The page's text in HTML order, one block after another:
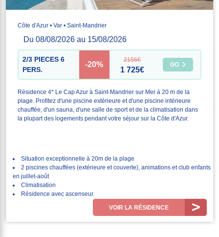
Côte d'Azur • Var • Saint-Mandrier
Du 08/08/2026 au 15/08/2026
2/3 PIECES 6
PERS.
-20%
2156€
1 725€
GO
Résidence 4* Le Cap Azur à Saint-Mandrier sur Mer à 20 m de la
plage. Profitez d'une piscine extérieure et d'une piscine intérieure
chauffée, d'un sauna, d'une salle de sport et de la climatisation dans
la plupart des logements pendant votre séjour sur la Côte d'Azur.
Situation exceptionnelle à 20m de la plage
2 piscines chauffées (extérieure et couverte), animations et club enfants
en juillet-août
Climatisation
Résidence avec ascenseur.
VOIR LA RÉSIDENCE